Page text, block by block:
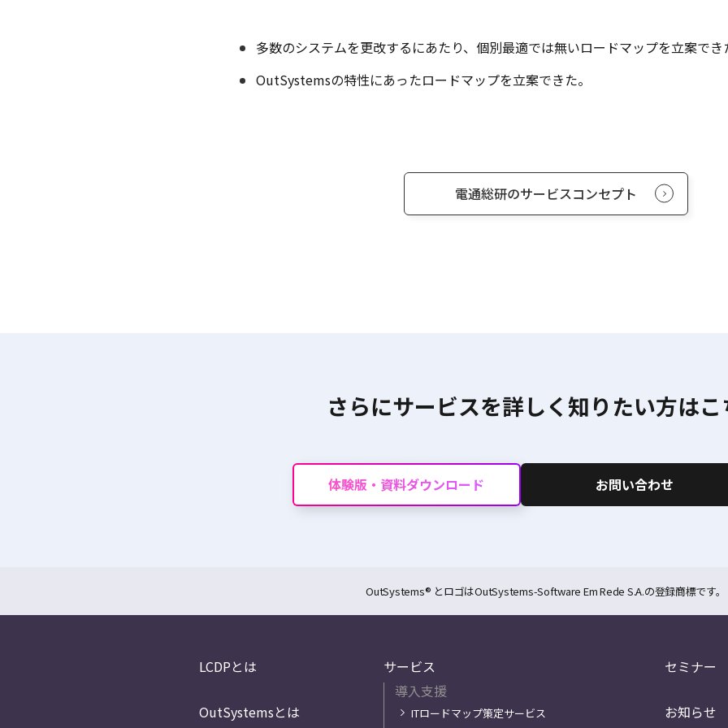
多数のシステムを更改するにあたり、個別最適では無いロードマップを立案でき
OutSystemsの特性にあったロードマップを立案できた。​
電通総研のサービスコンセプト
さらにサービスを詳しく知りたい方は
体験版・資料ダウンロード お問い合わせ
OutSystems® とロゴはOutSystems-Software Em Rede S.A.の登録商標です。
LCDPとは
OutSystemsとは
サービス
導入支援
ITロードマップ策定サービス
セミナー
お知らせ